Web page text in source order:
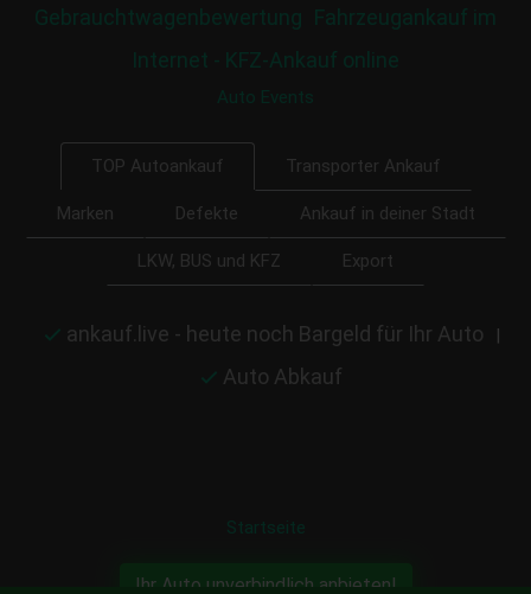
Gebrauchtwagenbewertung Fahrzeugankauf im
Internet - KFZ-Ankauf online
Auto Events
TOP Autoankauf Transporter Ankauf
Marken Defekte Ankauf in deiner Stadt
LKW, BUS und KFZ Export
ankauf.live - heute noch Bargeld für Ihr Auto |
Auto Abkauf
Startseite
Ihr Auto unverbindlich anbieten!